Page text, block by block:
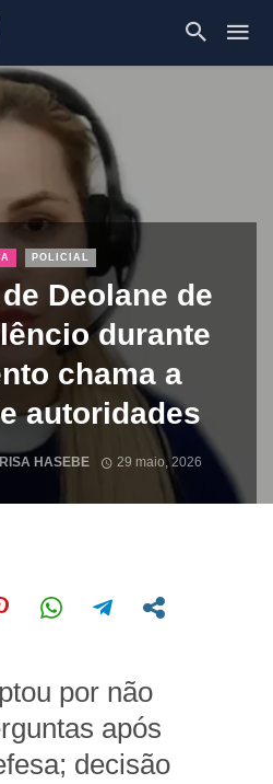
POLICIAL
Deolane de
durante
chama a
autoridades
HASEBE 29 maio, 2026
por não
após
decisão